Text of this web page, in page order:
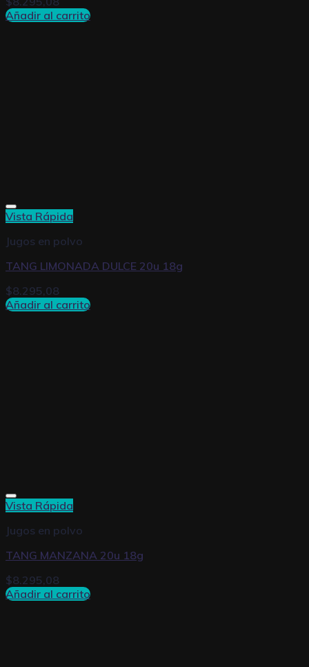
Añadir al carrito
Vista Rápida
Jugos en polvo
TANG LIMONADA DULCE 20u 18g
$8.295,08
Añadir al carrito
Vista Rápida
Jugos en polvo
TANG MANZANA 20u 18g
$8.295,08
Añadir al carrito